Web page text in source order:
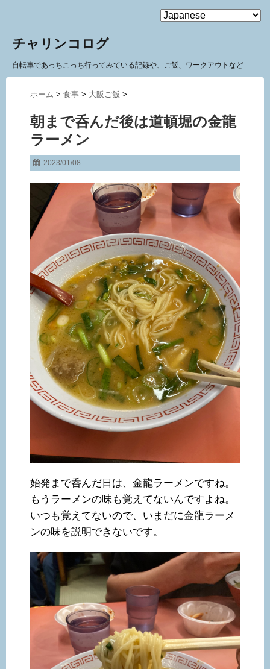
MENU
チャリンコログ
自転車であっちこっち行ってみている記録や、ご飯、ワークアウトなど
ホーム > 食事 > 大阪ご飯 >
朝まで呑んだ後は道頓堀の金龍
ラーメン
2023/01/08
始発まで呑んだ日は、金龍ラーメンですね。
もうラーメンの味も覚えてないんですよね。
いつも覚えてないので、いまだに金龍ラーメ
ンの味を説明できないです。